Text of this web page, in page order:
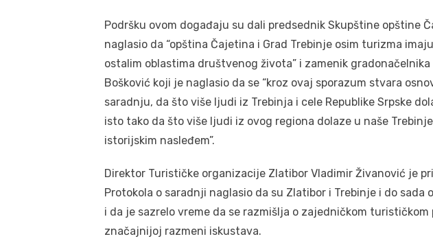
Podršku ovom događaju su dali predsednik Skupštine opštine
naglasio da “opština Čajetina i Grad Trebinje osim turizma
ostalim oblastima društvenog života” i zamenik gradonačelnika
Bošković koji je naglasio da se “kroz ovaj sporazum stvara
saradnju, da što više ljudi iz Trebinja i cele Republike Srpske
isto tako da što više ljudi iz ovog regiona dolaze u naše
istorijskim nasleđem”.
Direktor Turističke organizacije Zlatibor Vladimir Živanović je
Protokola o saradnji naglasio da su Zlatibor i Trebinje i do
i da je sazrelo vreme da se razmišlja o zajedničkom turističkom
značajnijoj razmeni iskustava.